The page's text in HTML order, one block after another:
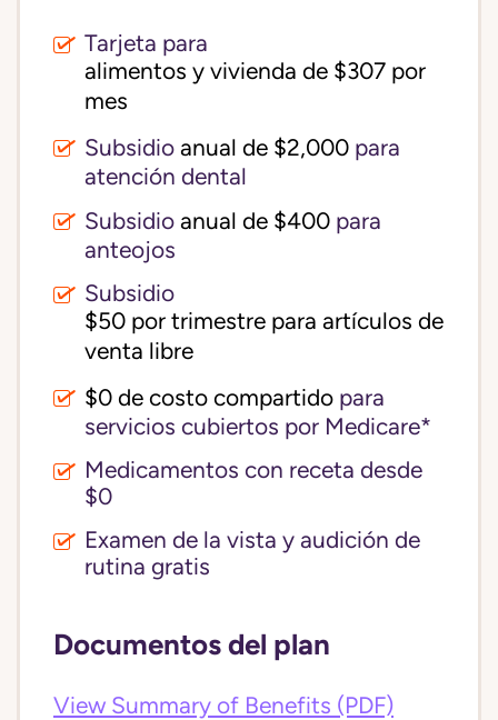
Tarjeta para
alimentos y vivienda de $307 por
mes
Subsidio anual de $2,000 para
atención dental
Subsidio anual de $400 para
anteojos
Subsidio
$50 por trimestre para artículos de
venta libre
$0 de costo compartido para
servicios cubiertos por Medicare*
Medicamentos con receta desde
$0
Examen de la vista y audición de
rutina gratis
Documentos del plan
View Summary of Benefits (PDF)